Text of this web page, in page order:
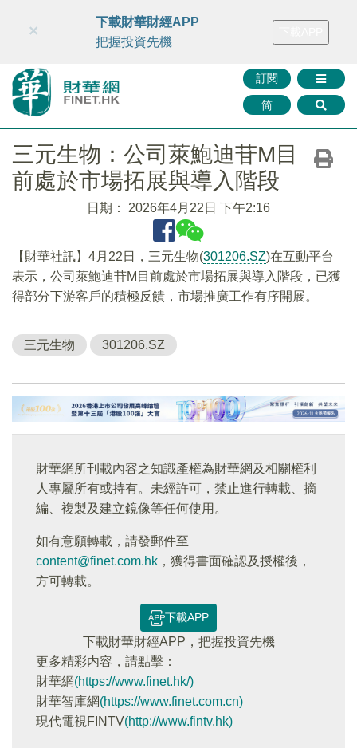
財華智庫網 FINTV FINMETA 財華證券 媒體矩陣
訂閱
简
×
下載財華財經APP
把握投資先機
三元生物：公司萊鮑迪苷M目
前處於市場拓展與導入階段
日期： 2026年4月22日 下午2:16
【財華社訊】4月22日，三元生物(301206.SZ)在互動平台
表示，公司萊鮑迪苷M目前處於市場拓展與導入階段，已獲
得部分下游客戶的積極反饋，市場推廣工作有序開展。
三元生物 301206.SZ
財華網所刊載內容之知識產權為財華網及相關權利
人專屬所有或持有。未經許可，禁止進行轉載、摘
編、複製及建立鏡像等任何使用。
如有意願轉載，請發郵件至
content@finet.com.hk ，獲得書面確認及授權後，
方可轉載。
下載APP
下載財華財經APP，把握投資先機
更多精彩内容，請點擊：
財華網(https://www.finet.hk/)
財華智庫網(https://www.finet.com.cn)
現代電視FINTV(http://www.fintv.hk)